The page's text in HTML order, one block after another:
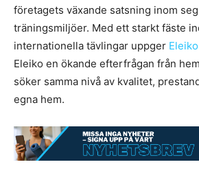
företagets växande satsning inom
träningsmiljöer. Med ett starkt fäste
internationella tävlingar uppger Eleiko
Eleiko en ökande efterfrågan från
söker samma nivå av kvalitet,
egna hem.